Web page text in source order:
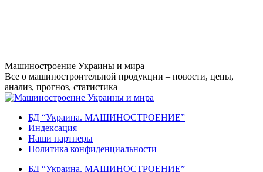
Перейти
к
содержанию
Машиностроение Украины и мира
Все о машиностроительной продукции – новости, цены,
анализ, прогноз, статистика
БД “Украина. МАШИНОСТРОЕНИЕ”
Индекcация
Наши партнеры
Политика конфиденциальности
БД “Украина. МАШИНОСТРОЕНИЕ”